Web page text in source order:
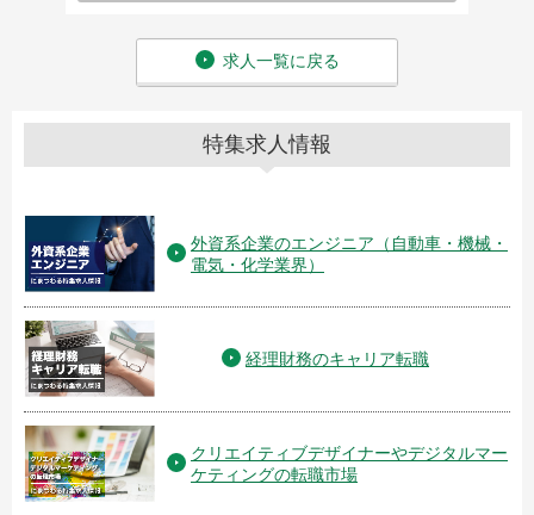
求人一覧に戻る
特集求人情報
外資系企業のエンジニア（自動車・機械・
電気・化学業界）
経理財務のキャリア転職
クリエイティブデザイナーやデジタルマー
ケティングの転職市場